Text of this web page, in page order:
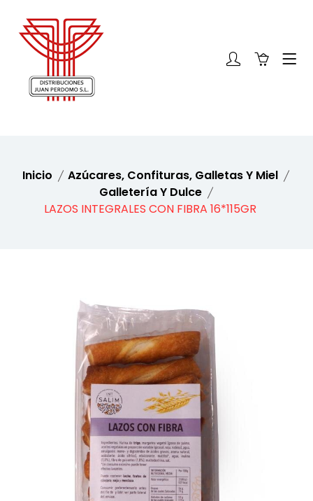
Inicio
Azúcares, Confituras, Galletas Y Miel
Galletería Y Dulce
LAZOS INTEGRALES CON FIBRA 16*115GR